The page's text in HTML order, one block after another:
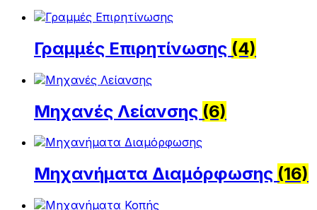
Γραμμές Επιρητίνωσης (4)
Μηχανές Λείανσης (6)
Μηχανήματα Διαμόρφωσης (16)